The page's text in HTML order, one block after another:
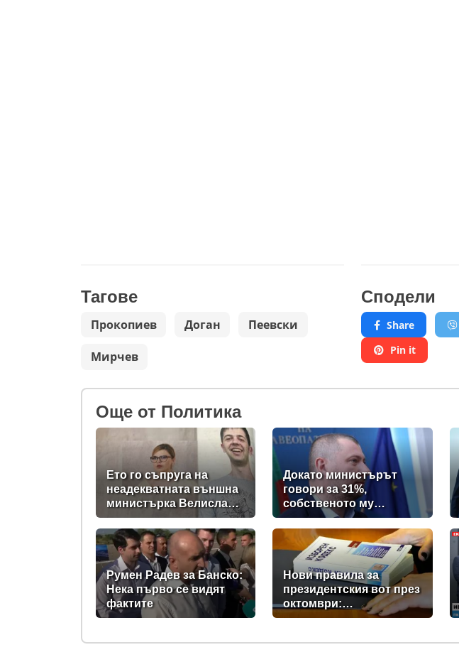
Тагове
Прокопиев Доган Пеевски
Мирчев
Сподели
Share
Pin it
Oще от Политика
Ето го съпруга на
неадекватната външна
министърка Велислава
Петрова
Докато министърът
говори за 31%,
собственото му
държавно дружество е
на 58% - крадецът вика
дръжте крадеца
Румен Радев за Банско:
Нека първо се видят
фактите
Нови правила за
президентския вот през
октомври:
Парламентът прие
кодекс